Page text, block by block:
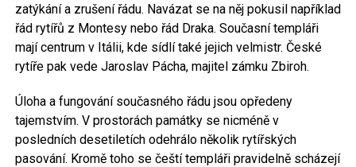
zatýkání a zrušení řádu. Navázat se na něj pokusil například
řád rytířů z Montesy nebo řád Draka. Současní templáři
mají centrum v Itálii, kde sídlí také jejich velmistr. České
rytíře pak vede Jaroslav Pácha, majitel zámku Zbiroh.
Úloha a fungování současného řádu jsou opředeny
tajemstvím. V prostorách památky se nicméně v
posledních desetiletích odehrálo několik rytířských
pasování. Kromě toho se čeští templáři pravidelně scházejí